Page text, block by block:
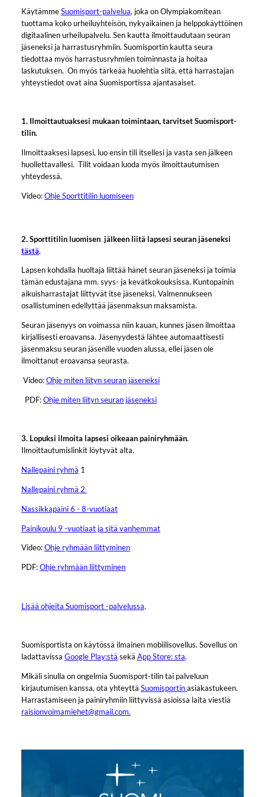
KäytämmeSuomisport-palvelua, joka on Olympiakomitean
tuottama koko urheiluyhteisön, nykyaikainen ja helppokäyttöinen
digitaalinen urheilupalvelu. Sen kautta ilmoittaudutaan seuran
jäseneksi ja harrastusryhmiin. Suomisportin kautta seura
tiedottaa myös harrastusryhmien toiminnasta ja hoitaa
laskutuksen. On myös tärkeää huolehtia siitä, että harrastajan
yhteystiedot ovat aina Suomisportissa ajantasaiset.
1. Ilmoittautuaksesi mukaan toimintaan, tarvitset Suomisport-
tilin.
Ilmoittaaksesi lapsesi, luo ensin tili itsellesi ja vasta sen jälkeen
huollettavallesi. Tilit voidaan luoda myös ilmoittautumisen
yhteydessä.
Video:Ohje Sporttitilin luomiseen
2. Sporttitilin luomisen jälkeen liitä lapsesi seuran jäseneksi
tästä.
Lapsen kohdalla huoltaja liittää hänet seuran jäseneksi ja toimia
tämän edustajana mm. syys- ja kevätkokouksissa. Kuntopainin
aikuisharrastajat liittyvät itse jäseneksi. Valmennukseen
osallistuminen edellyttää jäsenmaksun maksamista.
Seuran jäsenyys on voimassa niin kauan, kunnes jäsen ilmoittaa
kirjallisesti eroavansa. Jäsenyydestä lähtee automaattisesti
jäsenmaksu seuran jäsenille vuoden alussa, ellei jäsen ole
ilmoittanut eroavansa seurasta.
Video:Ohje miten liityn seuran jäseneksi
PDF:Ohje miten liityn seuran jäseneksi
3. Lopuksi ilmoita lapsesi oikeaan painiryhmään.
Ilmoittautumislinkit löytyvät alta.
Nallepaini ryhmä 1
Nallepaini ryhmä 2
Nassikkapaini 6 - 8-vuotiaat
Painikoulu 9 -vuotiaat ja sitä vanhemmat
Video:Ohje ryhmään liittyminen
PDF:Ohje ryhmään liittyminen
Lisää ohjeita Suomisport -palvelussa.
Suomisportista on käytössä ilmainen mobiilisovellus. Sovellus on
ladattavissa ​ Google Play:stä sekä App Store: sta.
Mikäli sinulla on ongelmia Suomisport-tilin tai palveluun
kirjautumisen kanssa, ota yhteyttä Suomisportinasiakastukeen.
Harrastamiseen ja painiryhmiin liittyvissä asioissa laita viestiä
raisionvoimamiehet@gmail.com.